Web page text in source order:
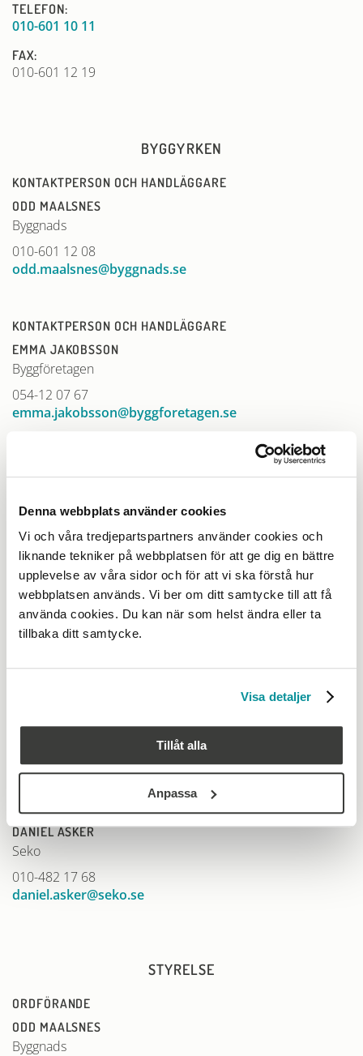
Denna webbplats använder cookies
Vi och våra tredjepartspartners använder cookies och
liknande tekniker på webbplatsen för att ge dig en bättre
upplevelse av våra sidor och för att vi ska förstå hur
webbplatsen används. Vi ber om ditt samtycke till att få
använda cookies. Du kan när som helst ändra eller ta
tillbaka ditt samtycke.
Visa detaljer
Tillåt alla
Anpassa
TELEFON:
010-601 10 11
FAX:
010-601 12 19
BYGGYRKEN
KONTAKTPERSON OCH HANDLÄGGARE
ODD MAALSNES
Byggnads
010-601 12 08
odd.maalsnes@byggnads.se
KONTAKTPERSON OCH HANDLÄGGARE
EMMA JAKOBSSON
Byggföretagen
054-12 07 67
emma.jakobsson@byggforetagen.se
KONTAKTPERSON OCH HANDLÄGGARE
PIA STEEN
Maskinentreprenörerna
08-762 74 77
pia.steen@me.se
KONTAKTPERSON OCH HANDLÄGGARE
019-17 76 89
christer.lindblad@seko.se
KONTAKTPERSON OCH HANDLÄGGARE
DANIEL ASKER
Seko
010-482 17 68
daniel.asker@seko.se
STYRELSE
ORDFÖRANDE
ODD MAALSNES
Byggnads